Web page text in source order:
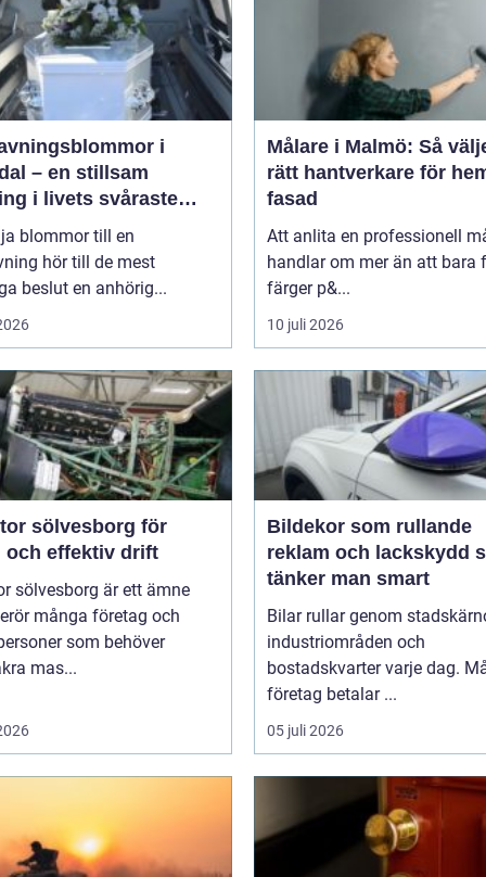
i
– en stillsam
i livets svåraste
blommor till en
hör till de mest
beslut en anhörig...
Målare i Malmö: Så
rätt hantverkare för
fasad
Att anlita en professionell
handlar om mer än att bara
färger p&...
10 juli 2026
sölvesborg för
och effektiv drift
sölvesborg är ett ämne
många företag och
som behöver
mas...
Bildekor som rullande
reklam och lackskydd så
tänker man smart
Bilar rullar genom
industriområden och
bostadskvarter varje dag.
företag betalar ...
05 juli 2026